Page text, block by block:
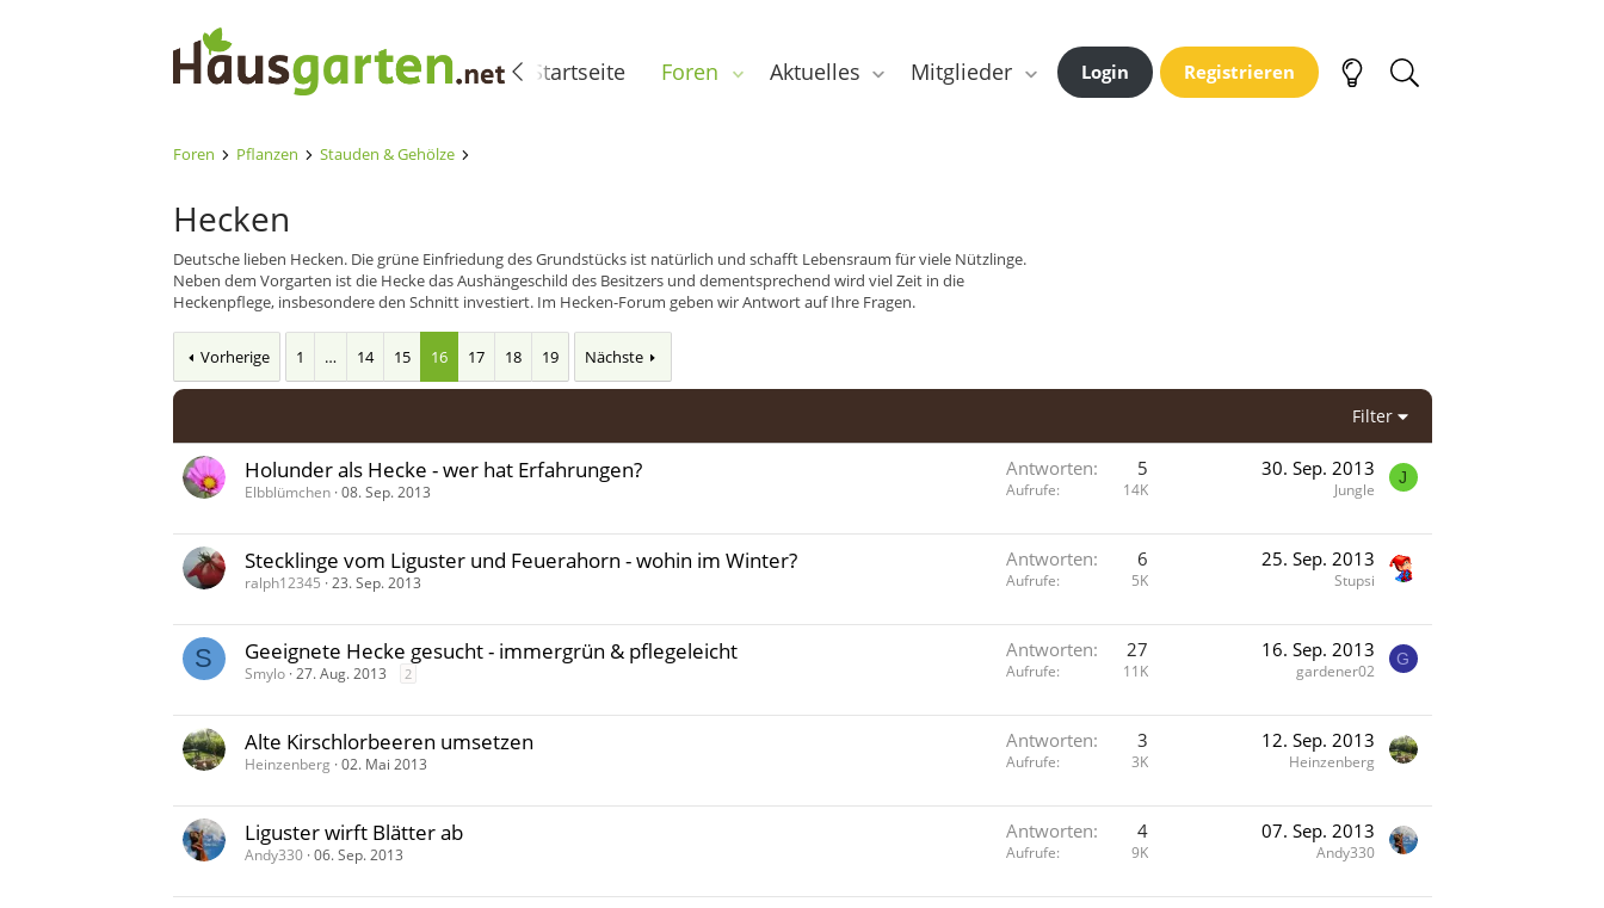
Startseite Foren Aktuelles Mitglieder Login Registrieren
Foren Pflanzen Stauden & Gehölze
Hecken
Deutsche lieben Hecken. Die grüne Einfriedung des Grundstücks ist natürlich und schafft Lebensraum für viele Nützlinge.
Neben dem Vorgarten ist die Hecke das Aushängeschild des Besitzers und dementsprechend wird viel Zeit in die
Heckenpflege, insbesondere den Schnitt investiert. Im Hecken-Forum geben wir Antwort auf Ihre Fragen.
Vorherige 1 … 14 15 16 17 18 19 Nächste
Filter
Holunder als Hecke - wer hat Erfahrungen?
Elbblümchen 08. Sep. 2013
Antworten 5
Aufrufe 14K
30. Sep. 2013
Jungle
J
Stecklinge vom Liguster und Feuerahorn - wohin im Winter?
ralph12345 23. Sep. 2013
Antworten 6
Aufrufe 5K
25. Sep. 2013
Stupsi
S Geeignete Hecke gesucht - immergrün & pflegeleicht
Smylo 27. Aug. 2013 2
Antworten 27
Aufrufe 11K
16. Sep. 2013
gardener02
G
Alte Kirschlorbeeren umsetzen
Heinzenberg 02. Mai 2013
Antworten 3
Aufrufe 3K
12. Sep. 2013
Heinzenberg
Liguster wirft Blätter ab
Andy330 06. Sep. 2013
Antworten 4
Aufrufe 9K
07. Sep. 2013
Andy330